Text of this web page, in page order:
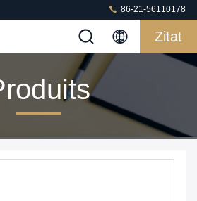
86-21-56110178
Zitat